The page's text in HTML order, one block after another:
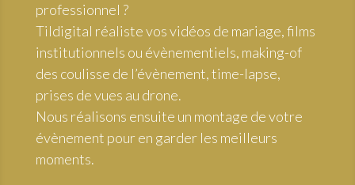
professionnel ?
Tildigital réaliste vos vidéos de mariage, films
institutionnels ou évènementiels, making-of
des coulisse de l’évènement, time-lapse,
prises de vues au drone.
Nous réalisons ensuite un montage de votre
évènement pour en garder les meilleurs
moments.